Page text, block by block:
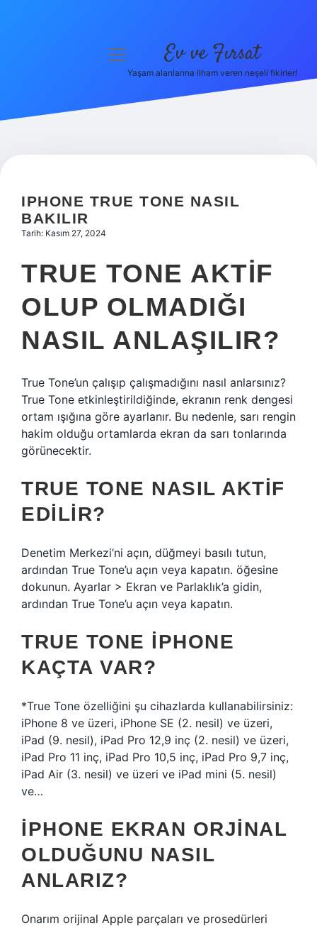
Hakkımızda
menüyü
Ev ve Fırsat
Yaşam alanlarına ilham veren neşeli fikirler!
IPHONE TRUE TONE NASIL
BAKILIR
Tarih: Kasım 27, 2024
TRUE TONE AKTIF
OLUP OLMADIĞI
NASIL ANLAŞILIR?
True Tone’un çalışıp çalışmadığını nasıl anlarsınız?
True Tone etkinleştirildiğinde, ekranın renk dengesi
ortam ışığına göre ayarlanır. Bu nedenle, sarı rengin
hakim olduğu ortamlarda ekran da sarı tonlarında
görünecektir.
TRUE TONE NASIL AKTIF
EDILIR?
Denetim Merkezi’ni açın, düğmeyi basılı tutun,
ardından True Tone’u açın veya kapatın. öğesine
dokunun. Ayarlar > Ekran ve Parlaklık’a gidin,
ardından True Tone’u açın veya kapatın.
TRUE TONE IPHONE
KAÇTA VAR?
*True Tone özelliğini şu cihazlarda kullanabilirsiniz:
iPhone 8 ve üzeri, iPhone SE (2. nesil) ve üzeri,
iPad (9. nesil), iPad Pro 12,9 inç (2. nesil) ve üzeri,
iPad Pro 11 inç, iPad Pro 10,5 inç, iPad Pro 9,7 inç,
iPad Air (3. nesil) ve üzeri ve iPad mini (5. nesil)
ve…
IPHONE EKRAN ORJINAL
OLDUĞUNU NASIL
ANLARIZ?
Onarım orijinal Apple parçaları ve prosedürleri